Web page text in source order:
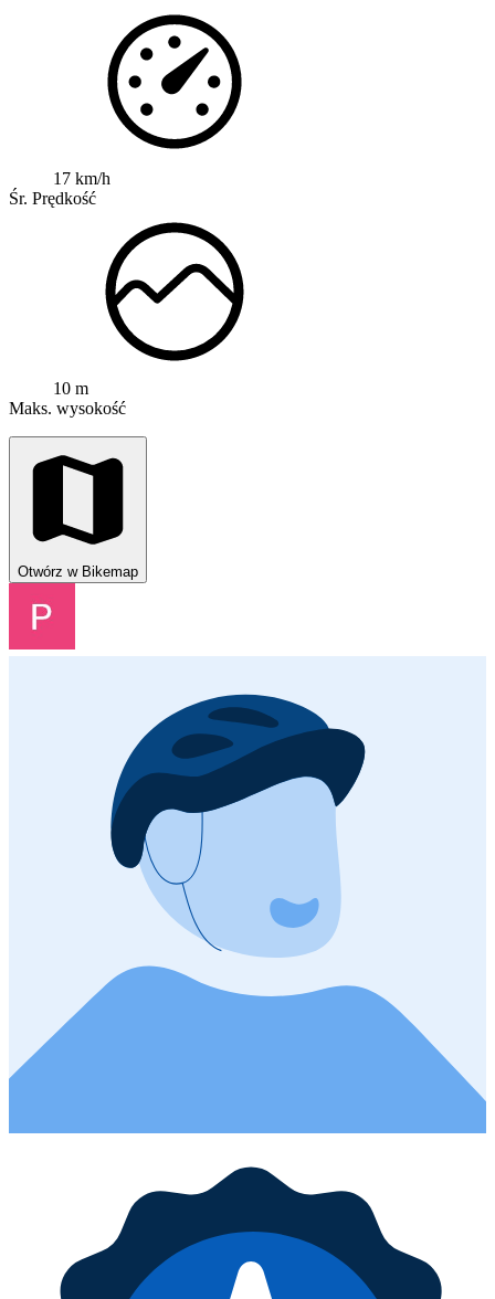
17 km/h
Śr. Prędkość
10 m
Maks. wysokość
Otwórz w Bikemap